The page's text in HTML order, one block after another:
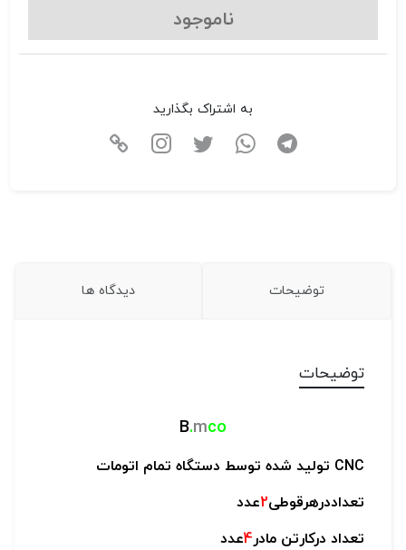
ناموجود
به اشتراک بگذارید
توضیحات دیدگاه ها
توضیحات
B.mco
CNC تولید شده توسط دستگاه تمام اتومات
تعداددرهرقوطی2عدد
تعداد درکارتن مادر4عدد